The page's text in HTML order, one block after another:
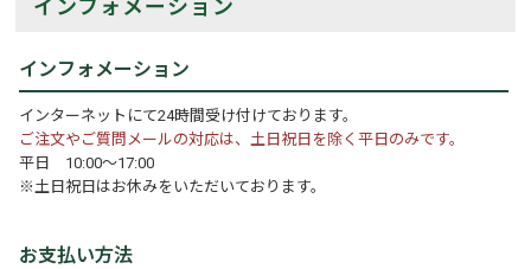
インフォメーション
インフォメーション
インターネットにて24時間受け付けております。
ご注文やご質問メールの対応は、土日祝日を除く平日のみです。
平日 10:00～17:00
※土日祝日はお休みをいただいております。
お支払い方法